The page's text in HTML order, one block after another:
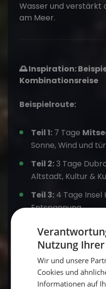
🌅 Inspiration:
Kombinationsreise
Beispielroute:
Teil 1: 7 Tage
Sonne, Wind und
Teil 2:3 Tage
Altstadt, Kultur &
Teil 3: 4 Tage Insel
Entspannung
Das Ergebnis: eine
Kombinationsreise,
Erholung perfekt
Nutzung
Wir und unsere
Cookies und
Informationen auf